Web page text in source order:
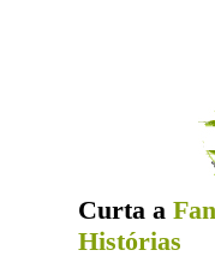
Curta a
Histórias